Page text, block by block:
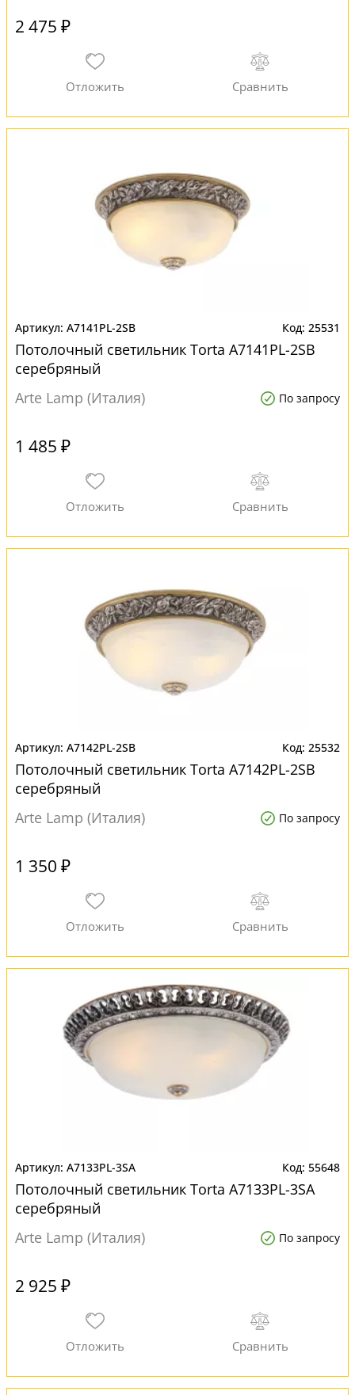
2 475 ₽
A7141PL-2SB 25531
Потолочный светильник Torta A7141PL-2SB
серебряный
Arte Lamp (Италия)
По запросу
1 485 ₽
A7142PL-2SB 25532
Потолочный светильник Torta A7142PL-2SB
серебряный
Arte Lamp (Италия)
По запросу
1 350 ₽
A7133PL-3SA 55648
Потолочный светильник Torta A7133PL-3SA
серебряный
Arte Lamp (Италия)
По запросу
2 925 ₽